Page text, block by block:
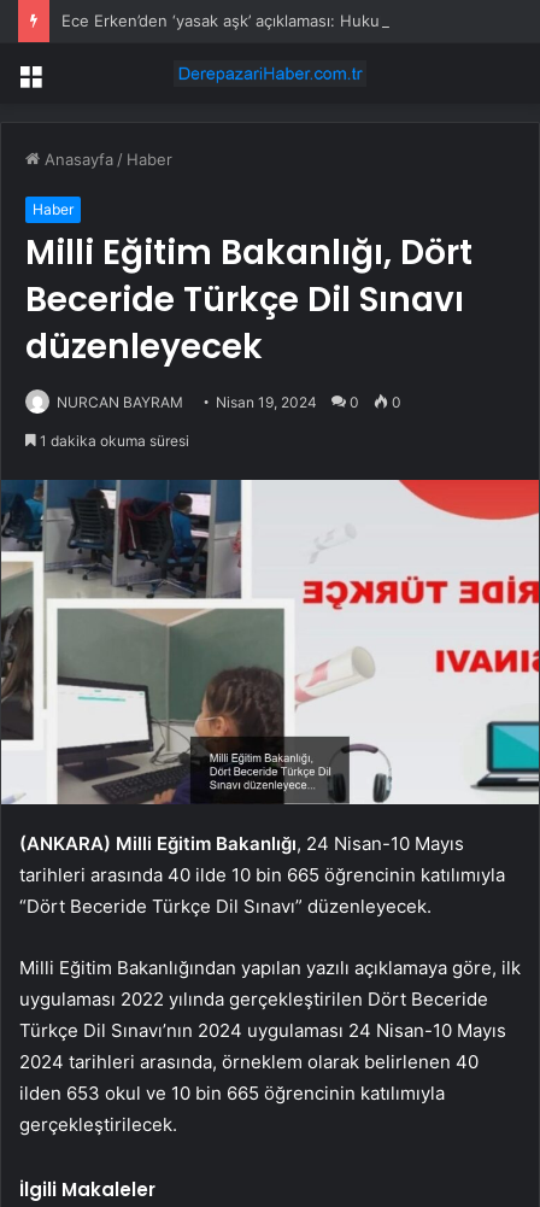
Menü
Anasayfa / Haber
Haber
Milli Eğitim Bakanlığı, Dört
Beceride Türkçe Dil Sınavı
düzenleyecek
NURCAN BAYRAM Nisan 19, 2024 0 0
1 dakika okuma süresi
(ANKARA) Milli Eğitim Bakanlığı, 24 Nisan-10 Mayıs
tarihleri arasında 40 ilde 10 bin 665 öğrencinin katılımıyla
“Dört Beceride Türkçe Dil Sınavı” düzenleyecek.
Milli Eğitim Bakanlığından yapılan yazılı açıklamaya göre, ilk
uygulaması 2022 yılında gerçekleştirilen Dört Beceride
Türkçe Dil Sınavı’nın 2024 uygulaması 24 Nisan-10 Mayıs
2024 tarihleri arasında, örneklem olarak belirlenen 40
ilden 653 okul ve 10 bin 665 öğrencinin katılımıyla
gerçekleştirilecek.
İlgili Makaleler